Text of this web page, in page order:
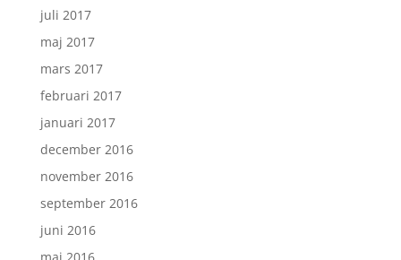
juli 2017
maj 2017
mars 2017
februari 2017
januari 2017
december 2016
november 2016
september 2016
juni 2016